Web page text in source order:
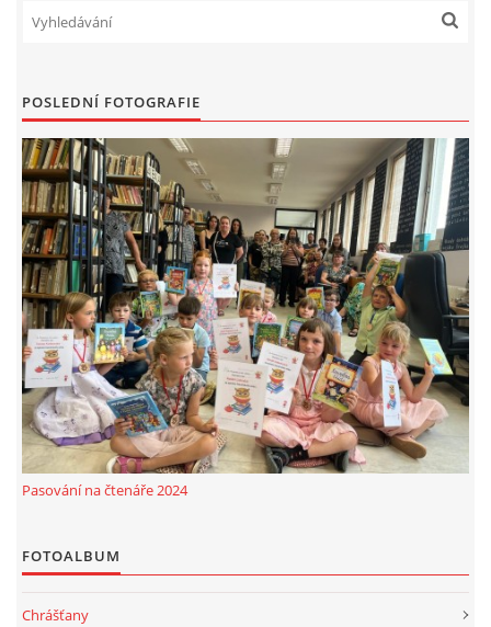
PROJEKT FLYNN "KNIHOVNA" CARSEN
E-KNIHY DO KAŽDÉ KNIHOVNY
GRANTY A DOTACE
MOBILNÍ APLIKACE
FREE WIFI
VÝZNAČNÍ RODÁCI
POSLEDNÍ FOTOGRAFIE
Pasování na čtenáře 2024
FOTOALBUM
Chrášťany